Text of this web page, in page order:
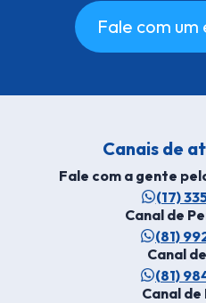
Fale com
Canais de
Fale com a gente
(17)
Canal de
(81)
Canal
(81)
Canal